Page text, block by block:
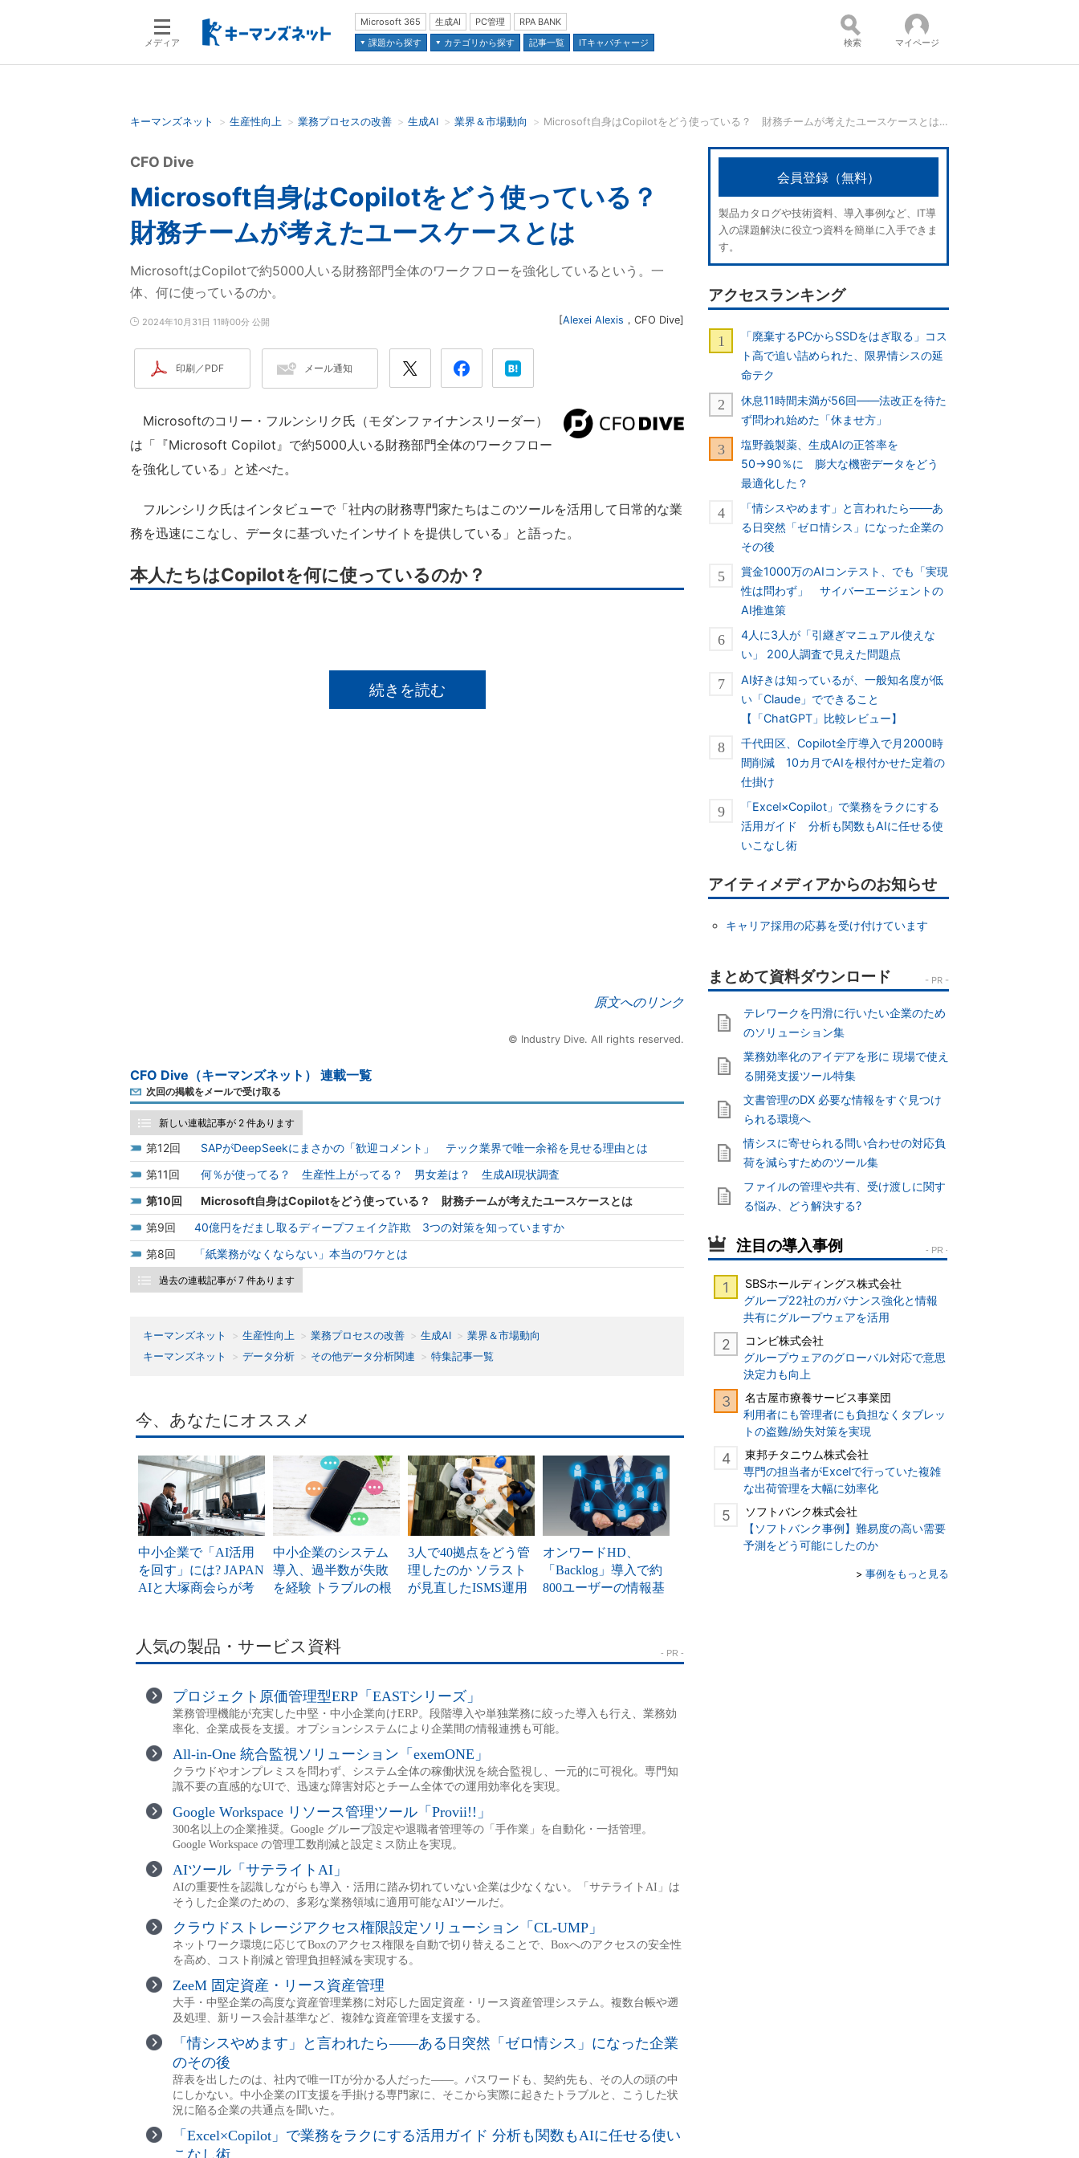
メディア
Microsoft 365 生成AI PC管理
RPA BANK
課題から探す
カテゴリから探す 記事一覧 ITキャパチャージ
検索語を入力してください コンテンツ：
並び順：
検索 マイページ
キーマンズネット 生産性向上 業務プロセスの改善 生成AI 業界＆市場動向 Microsoft自身はCopilotをどう使っている？ 財務チームが考えたユースケースとは：CFO Dive
Microsoft自身はCopilotをどう使っている？
財務チームが考えたユースケースとは
CFO Dive
MicrosoftはCopilotで約5000人いる財務部門全体のワークフローを強化しているという。一
体、何に使っているのか。
2024年10月31日 11時00分 公開 [Alexei Alexis ， CFO Dive]
印刷／PDF メール通知
Microsoftのコリー・フルンシリク氏（モダンファイナンスリーダー）
は「『Microsoft Copilot』で約5000人いる財務部門全体のワークフロー
を強化している」と述べた。
フルンシリク氏はインタビューで「社内の財務専門家たちはこのツールを活用して日常的な業
務を迅速にこなし、データに基づいたインサイトを提供している」と語った。
本人たちはCopilotを何に使っているのか？
続きを読む
原文へのリンク
© Industry Dive. All rights reserved.
CFO Dive（キーマンズネット） 連載一覧
次回の掲載をメールで受け取る
新しい連載記事が 2 件あります
12
SAPがDeepSeekにまさかの「歓迎コメント」 テック業界で唯一余裕を見せる理由とは
11
何％が使ってる？ 生産性上がってる？ 男女差は？ 生成AI現状調査
10
Microsoft自身はCopilotをどう使っている？ 財務チームが考えたユースケースとは
9
40億円をだまし取るディープフェイク詐欺 3つの対策を知っていますか
8
「紙業務がなくならない」本当のワケとは
過去の連載記事が 7 件あります
キーマンズネット 生産性向上 業務プロセスの改善 生成AI
業界＆市場動向
キーマンズネット
データ分析 その他データ分析関連 特集記事一覧
会員登録（無料）
製品カタログや技術資料、導入事例など、IT導
入の課題解決に役立つ資料を簡単に入手できま
す。
アクセスランキング
「廃棄するPCからSSDをはぎ取る」コス
ト高で追い詰められた、限界情シスの延
命テク
休息11時間未満が56回――法改正を待た
ず問われ始めた「休ませ方」
塩野義製薬、生成AIの正答率を
50→90％に 膨大な機密データをどう
最適化した？
「情シスやめます」と言われたら――あ
る日突然「ゼロ情シス」になった企業の
その後
賞金1000万のAIコンテスト、でも「実現
性は問わず」 サイバーエージェントの
AI推進策
4人に3人が「引継ぎマニュアル使えな
い」 200人調査で見えた問題点
AI好きは知っているが、一般知名度が低
い「Claude」でできること
【「ChatGPT」比較レビュー】
千代田区、Copilot全庁導入で月2000時
間削減 10カ月でAIを根付かせた定着の
仕掛け
「Excel×Copilot」で業務をラクにする
活用ガイド 分析も関数もAIに任せる使
いこなし術
アイティメディアからのお知らせ
キャリア採用の応募を受け付けています
テレワークを円滑に行いたい企業のため
のソリューション集
業務効率化のアイデアを形に 現場で使え
る開発支援ツール特集
文書管理のDX 必要な情報をすぐ見つけ
られる環境へ
情シスに寄せられる問い合わせの対応負
荷を減らすためのツール集
ファイルの管理や共有、受け渡しに関す
る悩み、どう解決する?